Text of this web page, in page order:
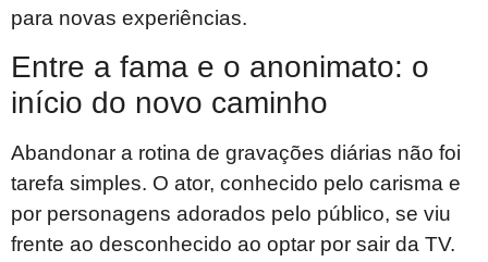
para novas experiências.
Entre a fama e o anonimato: o
início do novo caminho
Abandonar a rotina de gravações diárias não foi
tarefa simples. O ator, conhecido pelo carisma e
por personagens adorados pelo público, se viu
frente ao desconhecido ao optar por sair da TV.